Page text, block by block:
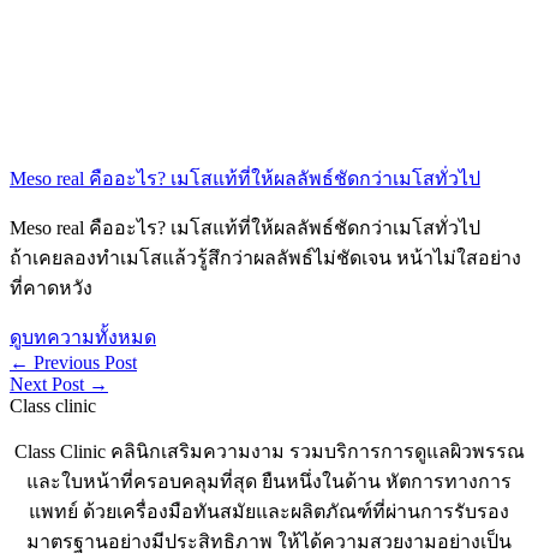
Meso real คืออะไร? เมโสแท้ที่ให้ผลลัพธ์ชัดกว่าเมโสทั่วไป
Meso real คืออะไร? เมโสแท้ที่ให้ผลลัพธ์ชัดกว่าเมโสทั่วไป
ถ้าเคยลองทำเมโสแล้วรู้สึกว่าผลลัพธ์ไม่ชัดเจน หน้าไม่ใสอย่าง
ที่คาดหวัง
ดูบทความทั้งหมด
← Previous Post
Next Post →
Class clinic
Class Clinic คลินิกเสริมความงาม รวมบริการการดูแลผิวพรรณ
และใบหน้าที่ครอบคลุมที่สุด ยืนหนึ่งในด้าน หัตการทางการ
แพทย์ ด้วยเครื่องมือทันสมัยและผลิตภัณฑ์ที่ผ่านการรับรอง
มาตรฐานอย่างมีประสิทธิภาพ ให้ได้ความสวยงามอย่างเป็น